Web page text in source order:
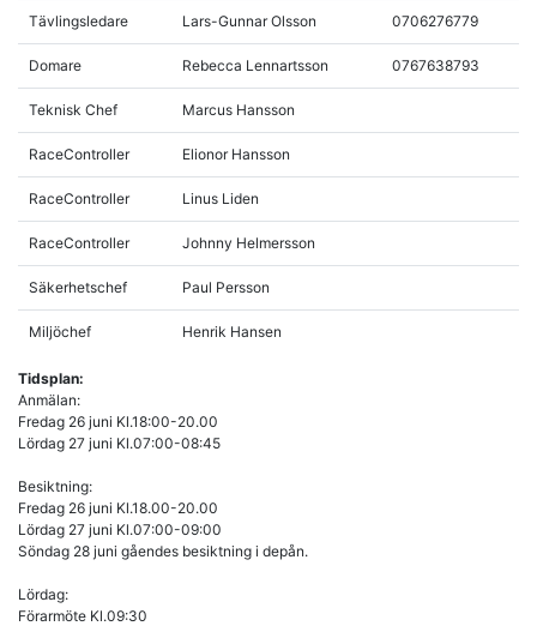
Tävlingsledare
Lars-Gunnar Olsson 0706276779
Domare Rebecca Lennartsson 0767638793
Teknisk Chef Marcus Hansson
RaceController Elionor Hansson
RaceController Linus Liden
RaceController Johnny Helmersson
Säkerhetschef Paul Persson
Miljöchef Henrik Hansen
Tidsplan:
Anmälan:
Fredag 26 juni Kl.18:00-20.00
Lördag 27 juni Kl.07:00-08:45
Besiktning:
Fredag 26 juni Kl.18.00-20.00
Lördag 27 juni Kl.07:00-09:00
Söndag 28 juni gåendes besiktning i depån.
Lördag:
Förarmöte Kl.09:30